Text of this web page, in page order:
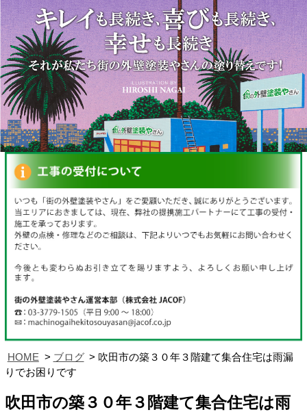
HOME ブログ
吹田市の築３０年３階建て集合住宅は雨漏
りでお困りです
吹田市の築３０年３階建て集合住宅は雨